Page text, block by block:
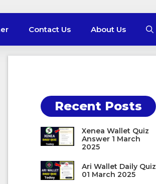
Contact Us About Us
Recent Posts
Xenea Wallet Quiz
Answer 1 March
2025
Ari Wallet Daily Quiz
01 March 2025